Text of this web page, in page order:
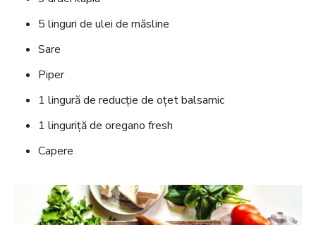
5 linguri de ulei de măsline
Sare
Piper
1 lingură de reducție de oțet balsamic
1 linguriță de oregano fresh
Capere